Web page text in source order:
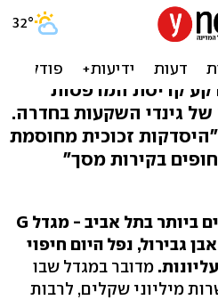
נפל ממגדל של
קריסת המרפסות
גינדי השקעות בחדרה.
זכוכית מחוסמת
בקירות מסך"
באחד המגדלים היוקרתיים ביותר בתל אביב - מגדל G
גבירול, נפל היום חיפוי
מדובר במגדל שבו
מיליוני שקלים, לרבות